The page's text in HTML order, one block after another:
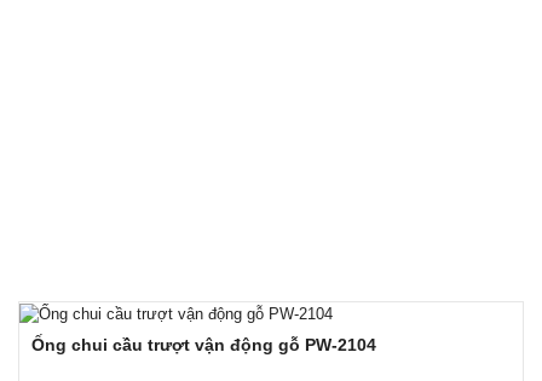
Ống chui cầu trượt vận động gỗ PW-2104